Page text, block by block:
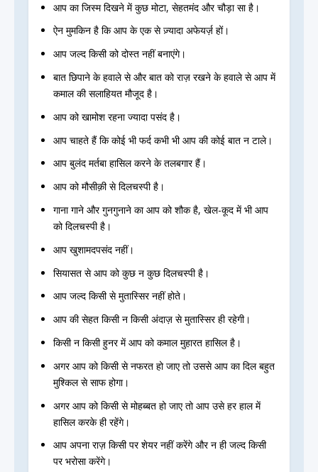
आप का जिस्म दिखने में कुछ मोटा, सेहतमंद और चौड़ा सा है।
ऐन मुमकिन है कि आप के एक से ज़्यादा अफेयर्ज़ हों।
आप जल्द किसी को दोस्त नहीं बनाएंगे।
बात छिपाने के हवाले से और बात को राज़ रखने के हवाले से आप में
कमाल की सलाहियत मौजूद है।
आप को खामोश रहना ज्यादा पसंद है।
आप चाहते हैं कि कोई भी फर्द कभी भी आप की कोई बात न टाले।
आप बुलंद मर्तबा हासिल करने के तलबगार हैं।
आप को मौसीक़ी से दिलचस्पी है।
गाना गाने और गुनगुनाने का आप को शौक है, खेल-कूद में भी आप
को दिलचस्पी है।
आप खुशामदपसंद नहीं।
सियासत से आप को कुछ न कुछ दिलचस्पी है।
आप जल्द किसी से मुतास्सिर नहीं होते।
आप की सेहत किसी न किसी अंदाज़ से मुतास्सिर ही रहेगी।
किसी न किसी हुनर में आप को कमाल मुहारत हासिल है।
अगर आप को किसी से नफरत हो जाए तो उससे आप का दिल बहुत
मुश्किल से साफ होगा।
अगर आप को किसी से मोहब्बत हो जाए तो आप उसे हर हाल में
हासिल करके ही रहेंगे।
आप अपना राज़ किसी पर शेयर नहीं करेंगे और न ही जल्द किसी
पर भरोसा करेंगे।